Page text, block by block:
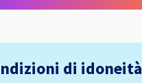
di idoneità